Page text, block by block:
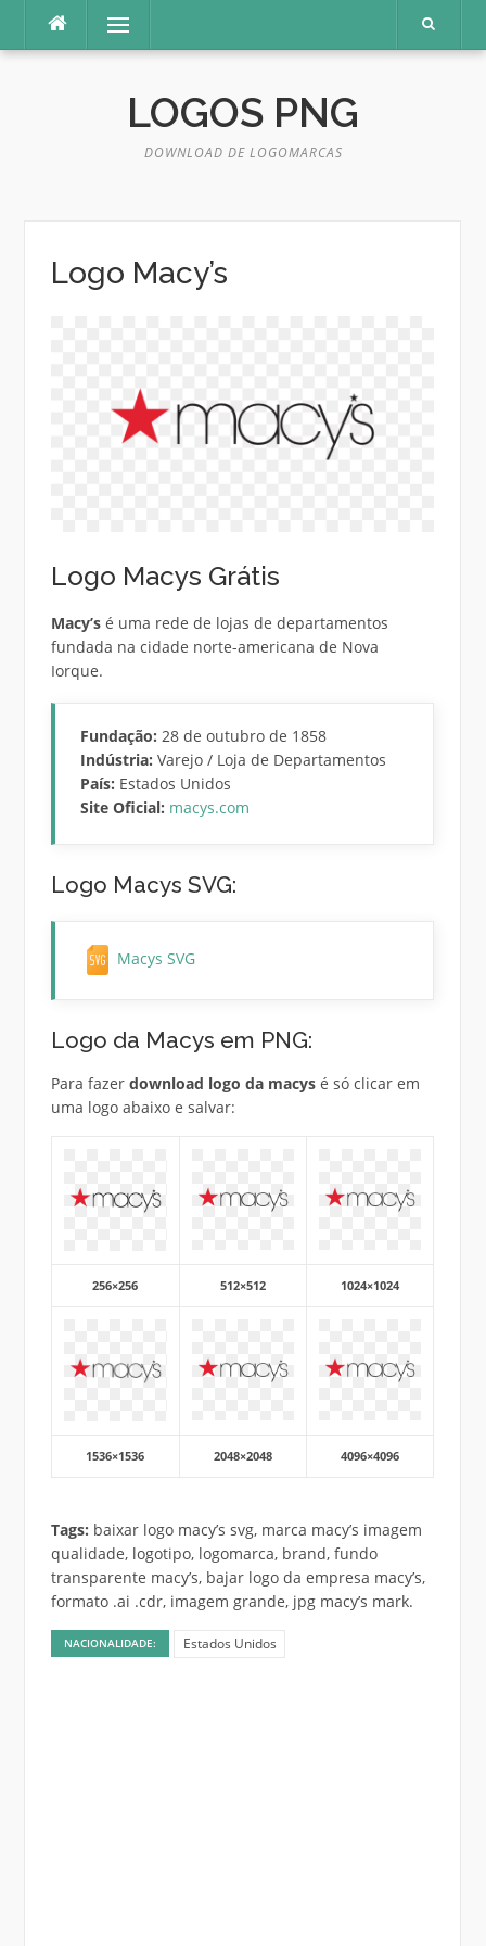
o
Menu
LOGOS PNG
DOWNLOAD DE LOGOMARCAS
Logo Macy’s
Logo Macys Grátis
Macy’sé uma rede de lojas de departamentos
fundada na cidade norte-americana de Nova
Iorque.
Fundação: 28 de outubro de 1858
Indústria: Varejo / Loja de Departamentos
País: Estados Unidos
Site Oficial: macys.com
Logo Macys SVG:
Macys SVG
Logo da Macys em PNG:
Para fazer download logo da macysé só clicar em
uma logo abaixo e salvar:
256×256 512×512 1024×1024
1536×1536 2048×2048 4096×4096
Tags: baixar logo macy’s svg, marca macy’s imagem
qualidade, logotipo, logomarca, brand, fundo
transparente macy’s, bajar logo da empresa macy’s,
formato .ai .cdr, imagem grande, jpg macy’s mark.
NACIONALIDADE: Estados Unidos